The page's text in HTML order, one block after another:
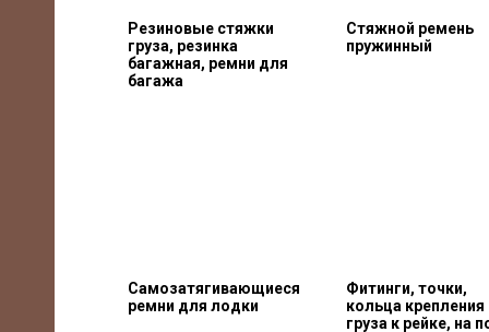
Резиновые стяжки
груза, резинка
багажная, ремни для
багажа
Стяжной ремень
пружинный
Самозатягивающиеся
ремни для лодки
Фитинги, точки,
кольца крепления
груза к рейке, на